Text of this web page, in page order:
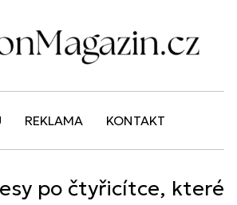
REKLAMA KONTAKT
po čtyřicítce, které